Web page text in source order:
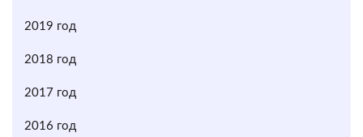
2019 год
2018 год
2017 год
2016 год